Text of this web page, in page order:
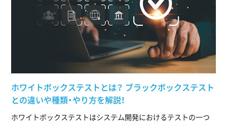
ホワイトボックステストとは？ ブラックボックステスト
との違いや種類・やり方を解説！
ホワイトボックステストはシステム開発におけるテストの一つ